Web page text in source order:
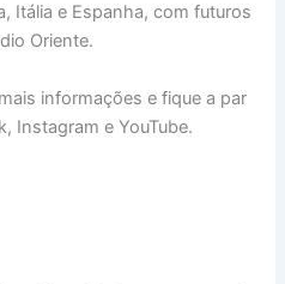
Itália e Espanha, com futuros
Oriente.
informações e fique a par
Instagram e YouTube.